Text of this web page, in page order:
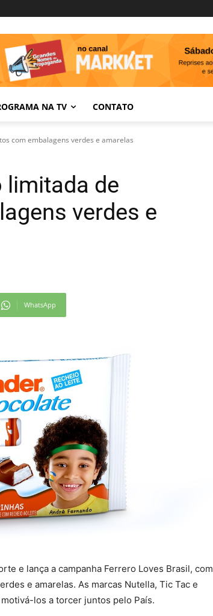
NA TV CONTATO
com embalagens verdes e amarelas
limitada de
verdes e
WhatsApp
e lança a campanha Ferrero Loves Brasil, com
e amarelas. As marcas Nutella, Tic Tac e
los a torcer juntos pelo País.